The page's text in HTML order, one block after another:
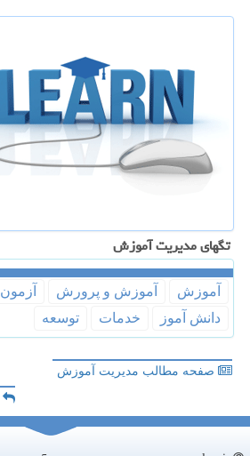
تگهای مدیریت آموزش
آموزش آموزش و پرورش آزمون
دانش آموز
خدمات توسعه
صفحه مطالب مدیریت آموزش